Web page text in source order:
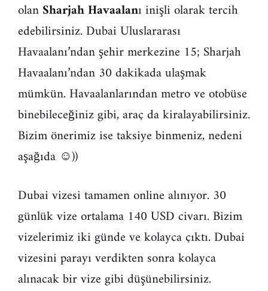
olanSharjah Havaalanı inişli olarak tercih
edebilirsiniz. Dubai Uluslararası
Havaalanı’ndan şehir merkezine 15; Sharjah
Havaalanı’ndan 30 dakikada ulaşmak
mümkün. Havaalanlarından metro ve otobüse
binebileceğiniz gibi, araç da kiralayabilirsiniz.
Bizim önerimiz ise taksiye binmeniz, nedeni
aşağıda ☺))
Dubai vizesi tamamen online alınıyor. 30
günlük vize ortalama 140 USD civarı. Bizim
vizelerimiz iki günde ve kolayca çıktı. Dubai
vizesini parayı verdikten sonra kolayca
alınacak bir vize gibi düşünebilirsiniz.